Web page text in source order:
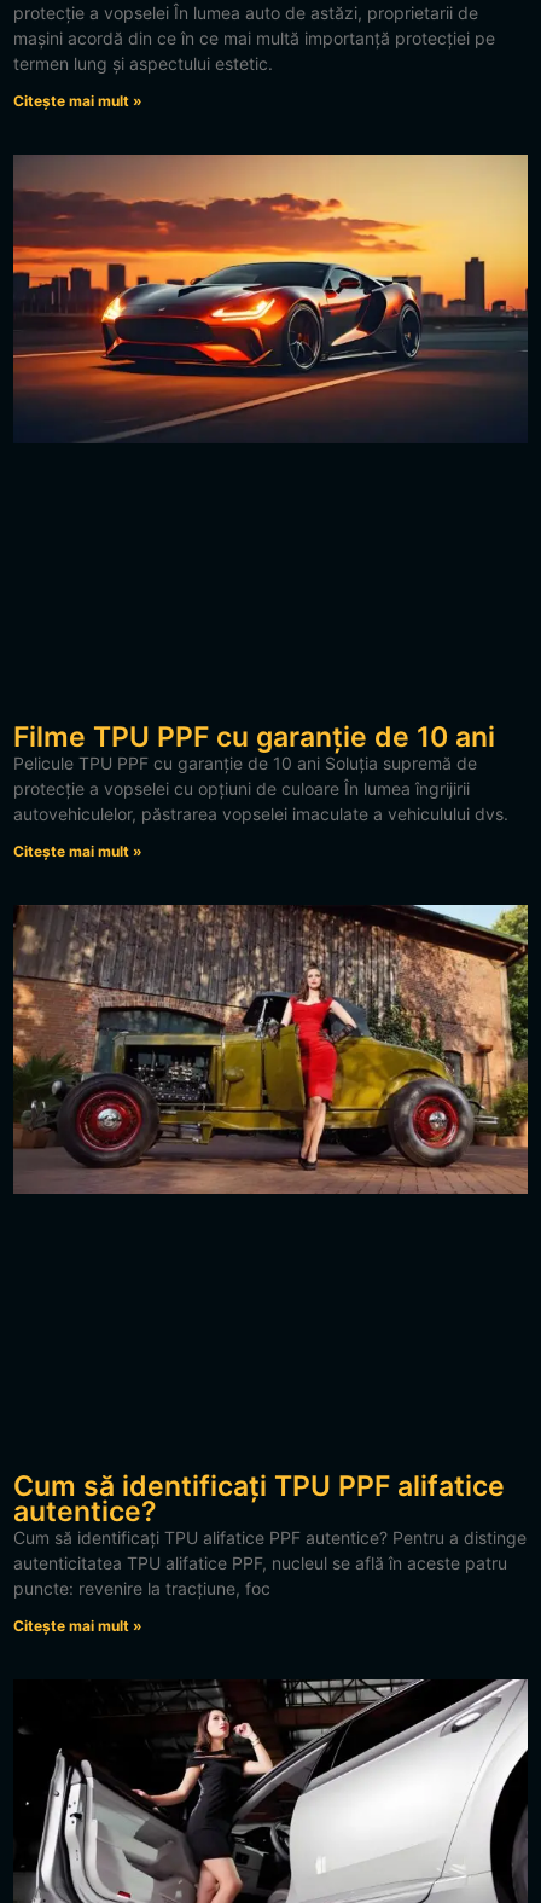
protecție a vopselei În lumea auto de astăzi, proprietarii de
mașini acordă din ce în ce mai multă importanță protecției pe
termen lung și aspectului estetic.
Citește mai mult »
Filme TPU PPF cu garanție de 10 ani
Pelicule TPU PPF cu garanție de 10 ani Soluția supremă de
protecție a vopselei cu opțiuni de culoare În lumea îngrijirii
autovehiculelor, păstrarea vopselei imaculate a vehiculului dvs.
Citește mai mult »
Cum să identificați TPU PPF alifatice
autentice?
Cum să identificați TPU alifatice PPF autentice? Pentru a distinge
autenticitatea TPU alifatice PPF, nucleul se află în aceste patru
puncte: revenire la tracțiune, foc
Citește mai mult »